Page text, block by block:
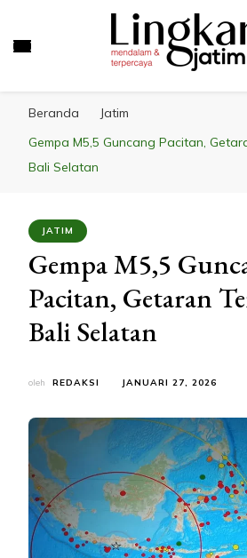
Beranda
Jatim
Gempa M5,5 Guncang Pacitan,
Bali Selatan
JATIM
Gempa M5,5
Pacitan, Getaran
Bali Selatan
oleh REDAKSI JANUARI 27, 2026